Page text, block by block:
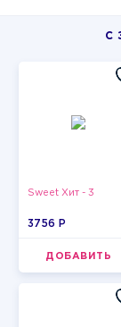
С
Sweet Хит - 3
3756 P
ДОБАВИТЬ